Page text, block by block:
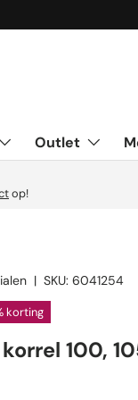
Outlet
op!
|SKU: 6041254
korting
100,